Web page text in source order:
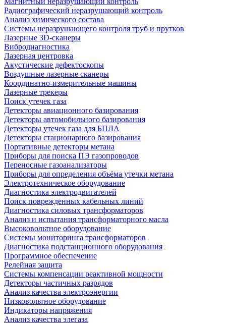
Радиографический неразрушающий контроль
Анализ химического состава
Системы неразрушающего контроля труб и прутков
Лазерные 3D-сканеры
Вибродиагностика
Лазерная центровка
Акустические дефектоскопы
Воздушные лазерные сканеры
Координатно-измерительные машины
Лазерные трекеры
Поиск утечек газа
Детекторы авиационного базирования
Детекторы автомобильного базирования
Детекторы утечек газа для БПЛА
Детекторы стационарного базирования
Портативные детекторы метана
Приборы для поиска ПЭ газопроводов
Переносные газоанализаторы
Приборы для определения объёма утечки метана
Электротехническое оборудование
Диагностика электродвигателей
Поиск поврежденных кабельных линий
Диагностика силовых трансформаторов
Анализ и испытания трансформаторного масла
Высоковольтное оборудование
Системы мониторинга трансформаторов
Диагностика подстанционного оборудования
Программное обеспечение
Релейная защита
Системы компенсации реактивной мощности
Детекторы частичных разрядов
Анализ качества электроэнергии
Низковольтное оборудование
Индикаторы напряжения
Анализ качества элегаза